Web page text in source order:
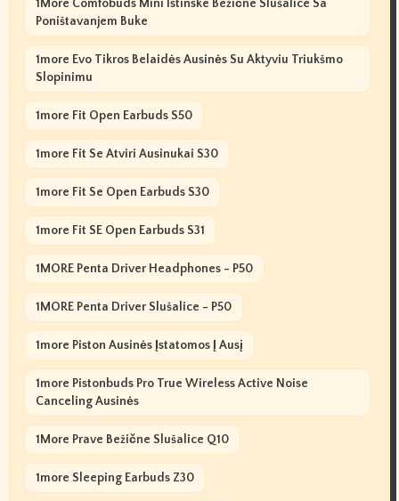
1More Comfobuds Mini Istinske Bežične Slušalice Sa
Poništavanjem Buke
1more Evo Tikros Belaidės Ausinės Su Aktyviu Triukšmo
Slopinimu
1more Fit Open Earbuds S50
1more Fit Se Atviri Ausinukai S30
1more Fit Se Open Earbuds S30
1more Fit SE Open Earbuds S31
1MORE Penta Driver Headphones - P50
1MORE Penta Driver Slušalice - P50
1more Piston Ausinės Įstatomos Į Ausį
1more Pistonbuds Pro True Wireless Active Noise
Canceling Ausinės
1More Prave Bežične Slušalice Q10
1more Sleeping Earbuds Z30